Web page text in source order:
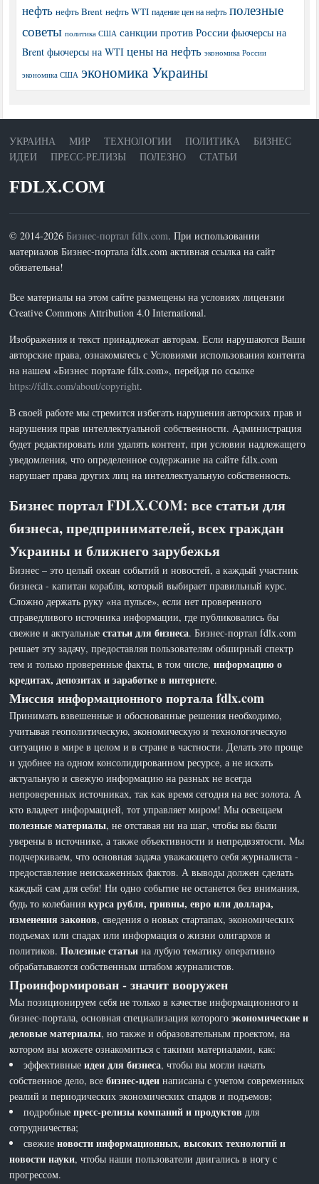
нефть нефть Brent нефть WTI падение цен на нефть полезные
советы политика США санкции против России фьючерсы на
Brent фьючерсы на WTI цены на нефть экономика России
экономика США экономика Украины
УКРАИНА МИР ТЕХНОЛОГИИ ПОЛИТИКА
БИЗНЕС
ИДЕИ
ПРЕСС-РЕЛИЗЫ ПОЛЕЗНО СТАТЬИ
FDLX.COM
© 2014-2026Бизнес-портал fdlx.com. При использовании
материалов Бизнес-портала fdlx.com активная ссылка на сайт
обязательна!
Все материалы на этом сайте размещены на условиях лицензии
Creative Commons Attribution 4.0 International.
Изображения и текст принадлежат авторам. Если нарушаются Ваши
авторские права, ознакомьтесь с Условиями использования контента
на нашем «Бизнес портале fdlx.com», перейдя по ссылке
https://fdlx.com/about/copyright.
В своей работе мы стремится избегать нарушения авторских прав и
нарушения прав интеллектуальной собственности. Администрация
будет редактировать или удалять контент, при условии надлежащего
уведомления, что определенное содержание на сайте fdlx.com
нарушает права других лиц на интеллектуальную собственность.
Бизнес портал FDLX.COM: все статьи для
бизнеса, предпринимателей, всех граждан
Украины и ближнего зарубежья
Бизнес – это целый океан событий и новостей, а каждый участник
бизнеса - капитан корабля, который выбирает правильный курс.
Сложно держать руку «на пульсе», если нет проверенного
справедливого источника информации, где публиковались бы
свежие и актуальныестатьи для бизнеса. Бизнес-портал fdlx.com
решает эту задачу, предоставляя пользователям обширный спектр
тем и только проверенные факты, в том числе,информацию о
кредитах, депозитах и заработке в интернете.
Миссия информационного портала fdlx.com
Принимать взвешенные и обоснованные решения необходимо,
учитывая геополитическую, экономическую и технологическую
ситуацию в мире в целом и в стране в частности. Делать это проще
и удобнее на одном консолидированном ресурсе, а не искать
актуальную и свежую информацию на разных не всегда
непроверенных источниках, так как время сегодня на вес золота. А
кто владеет информацией, тот управляет миром! Мы освещаем
полезные материалы, не отставая ни на шаг, чтобы вы были
уверены в источнике, а также объективности и непредвзятости. Мы
подчеркиваем, что основная задача уважающего себя журналиста -
предоставление неискаженных фактов. А выводы должен сделать
каждый сам для себя! Ни одно событие не останется без внимания,
будь то колебаниякурса рубля, гривны, евро или доллара,
изменения законов, сведения о новых стартапах, экономических
подъемах или спадах или информация о жизни олигархов и
политиков.Полезные статьи на лубую тематику оперативно
обрабатываются собственным штабом журналистов.
Проинформирован - значит вооружен
Мы позиционируем себя не только в качестве информационного и
бизнес-портала, основная специализация которогоэкономические и
деловые материалы, но также и образовательным проектом, на
котором вы можете ознакомиться с такими материалами, как:
эффективныеидеи для бизнеса, чтобы вы могли начать
собственное дело, всебизнес-идеи написаны с учетом современных
реалий и периодических экономических спадов и подъемов;
подробныепресс-релизы компаний и продуктов для
сотрудничества;
свежиеновости информационных, высоких технологий и
новости науки, чтобы наши пользователи двигались в ногу с
прогрессом.